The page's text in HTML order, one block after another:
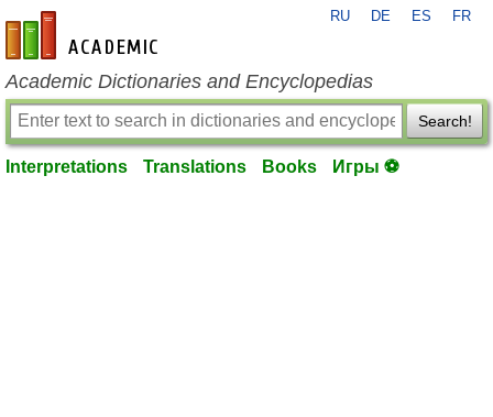
en-academic.com
RU DE ES FR
Academic Dictionaries and Encyclopedias
Search!
Interpretations Translations Books Игры ⚽